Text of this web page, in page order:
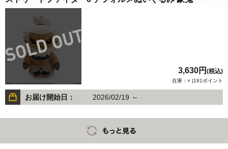
3,630円 (税込)
在庫：× |181ポイント
お届け開始日： 2026/02/19 ～